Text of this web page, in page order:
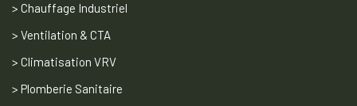
> Chauffage Industriel
> Ventilation & CTA
> Climatisation VRV
> Plomberie Sanitaire